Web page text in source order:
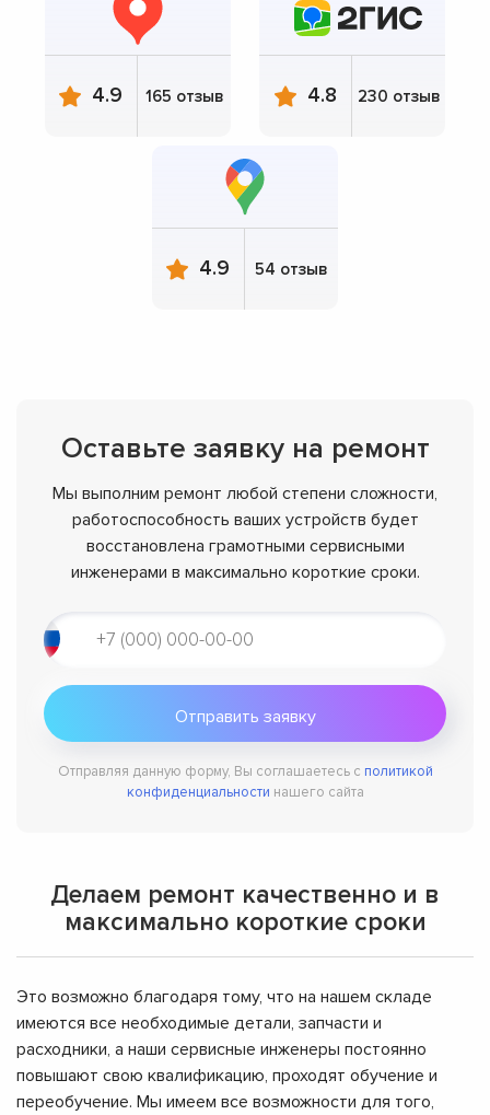
4.9 165 отзыв 4.8 230 отзыв
4.9 54 отзыв
Оставьте заявку на ремонт
Мы выполним ремонт любой степени сложности,
работоспособность ваших устройств будет
восстановлена грамотными сервисными
инженерами в максимально короткие сроки.
Отправляя данную форму, Вы соглашаетесь с политикой
конфиденциальности нашего сайта
Делаем ремонт качественно и в
максимально короткие сроки
Это возможно благодаря тому, что на нашем складе
имеются все необходимые детали, запчасти и
расходники, а наши сервисные инженеры постоянно
повышают свою квалификацию, проходят обучение и
переобучение. Мы имеем все возможности для того,